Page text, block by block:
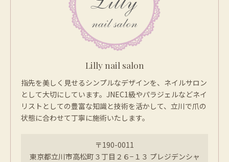
Lilly nail salon
指先を美しく見せるシンプルなデザインを、ネイルサロン
として大切にしています。JNEC1級やパラジェルなどネイ
リストとしての豊富な知識と技術を活かして、立川で爪の
状態に合わせて丁寧に施術いたします。
〒190-0011
東京都立川市高松町３丁目２６−１３ プレジデンシャ